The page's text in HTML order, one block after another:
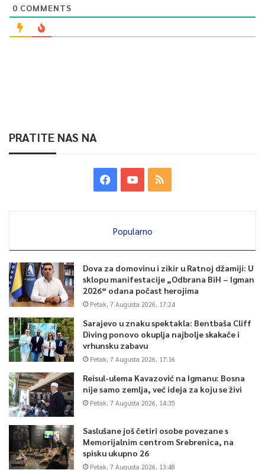
0 COMMENTS
PRATITE NAS NA
Popularno
Dova za domovinu i zikir u Ratnoj džamiji: U
sklopu manifestacije „Odbrana BiH – Igman
2026“ odana počast herojima
Petak, 7 Augusta 2026, 17:24
Sarajevo u znaku spektakla: Bentbaša Cliff
Diving ponovo okuplja najbolje skakače i
vrhunsku zabavu
Petak, 7 Augusta 2026, 17:16
Reisul-ulema Kavazović na Igmanu: Bosna
nije samo zemlja, već ideja za koju se živi
Petak, 7 Augusta 2026, 14:35
Saslušane još četiri osobe povezane s
Memorijalnim centrom Srebrenica, na
spisku ukupno 26
Petak, 7 Augusta 2026, 13:48